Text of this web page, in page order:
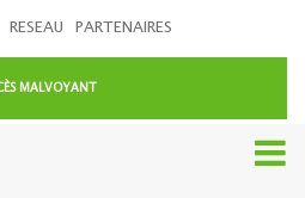
RESEAU PARTENAIRES
MALVOYANT